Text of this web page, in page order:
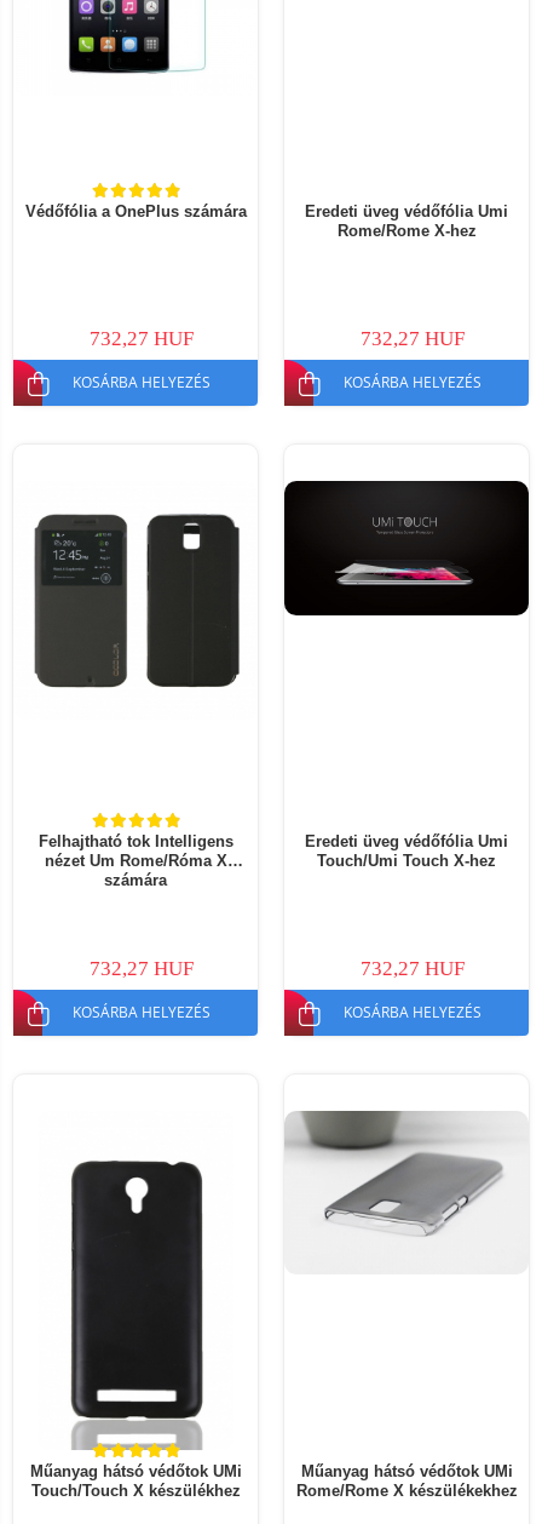
Védőfólia a OnePlus számára
732,27 HUF
KOSÁRBA HELYEZÉS
Eredeti üveg védőfólia Umi
Rome/Rome X-hez
732,27 HUF
KOSÁRBA HELYEZÉS
Felhajtható tok Intelligens
nézet Um Rome/Róma X
számára
732,27 HUF
KOSÁRBA HELYEZÉS
Eredeti üveg védőfólia Umi
Touch/Umi Touch X-hez
732,27 HUF
KOSÁRBA HELYEZÉS
Műanyag hátsó védőtok UMi
Touch/Touch X készülékhez
Műanyag hátsó védőtok UMi
Rome/Rome X készülékekhez